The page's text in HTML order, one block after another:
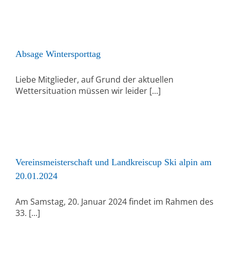
Absage Wintersporttag
Liebe Mitglieder, auf Grund der aktuellen
Wettersituation müssen wir leider [...]
Vereinsmeisterschaft und Landkreiscup Ski alpin am
20.01.2024
Am Samstag, 20. Januar 2024 findet im Rahmen des
33. [...]